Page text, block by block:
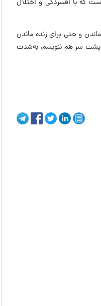
که با افسردگی و اختلال
و حتی برای زنده ماندن
پشت سر هم ننویسم، به‌شدت